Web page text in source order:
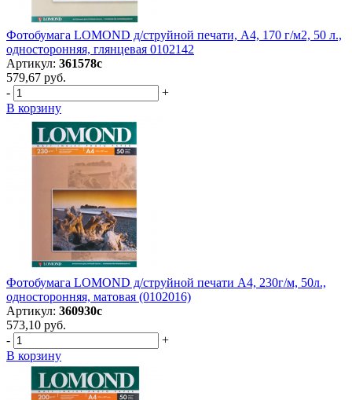
Фотобумага LOMOND д/струйной печати, A4, 170 г/м2, 50 л.,
односторонняя, глянцевая 0102142
Артикул: 361578с
579,67 руб.
-
+
В корзину
Фотобумага LOMOND д/струйной печати А4, 230г/м, 50л.,
односторонняя, матовая (0102016)
Артикул: 360930с
573,10 руб.
-
+
В корзину